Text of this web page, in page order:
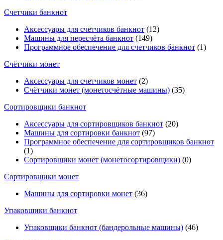
Счетчики банкнот
Аксессуары для счетчиков банкнот (12)
Машины для пересчёта банкнот (149)
Программное обеспечение для счетчиков банкнот (1)
Счётчики монет
Аксессуары для счетчиков монет (2)
Счётчики монет (монетосчётные машины) (35)
Cортировщики банкнот
Аксессуары для сортировщиков банкнот (20)
Машины для сортировки банкнот (97)
Программное обеспечение для сортировщиков банкнот
(1)
Сортировщики монет (монетосортировщики) (0)
Сортировщики монет
Машины для сортировки монет (36)
Упаковщики банкнот
Упаковщики банкнот (бандерольные машины) (46)